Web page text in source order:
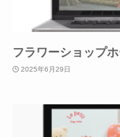
フラワーショップ
2025年6月29日